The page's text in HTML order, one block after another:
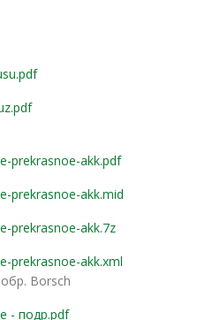
prekrasnoe-akk.pdf
prekrasnoe-akk.mid
prekrasnoe-akk.7z
prekrasnoe-akk.xml
Borsch
- подр.pdf